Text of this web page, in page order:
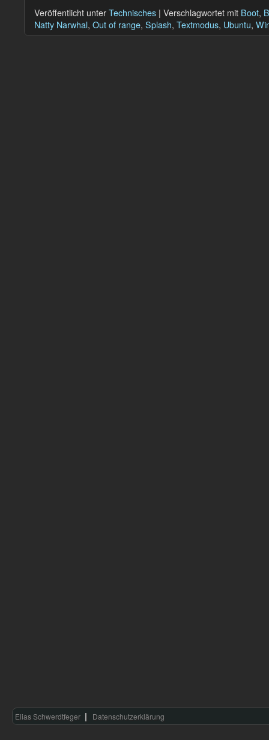
Veröffentlicht unterTechnisches | Verschlagwortet mit Boot,
Natty Narwhal, Out of range, Splash, Textmodus, Ubuntu,
Elias Schwerdtfeger Datenschutzerklärung